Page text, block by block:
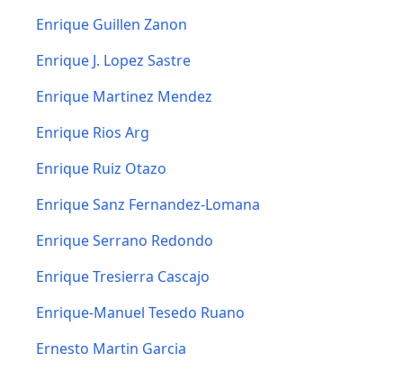
Enrique Guillen Zanon
Enrique J. Lopez Sastre
Enrique Martinez Mendez
Enrique Rios Arg
Enrique Ruiz Otazo
Enrique Sanz Fernandez-Lomana
Enrique Serrano Redondo
Enrique Tresierra Cascajo
Enrique-Manuel Tesedo Ruano
Ernesto Martin Garcia